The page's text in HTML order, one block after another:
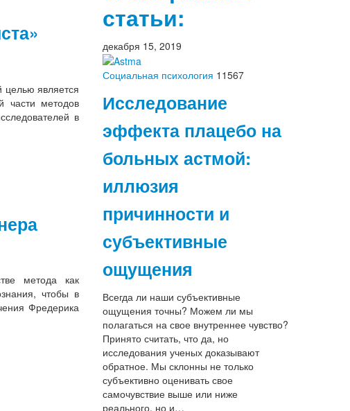
целью является
части методов
в
метода как
чтобы в
Фредерика
статьи:
декабря 15, 2019
Социальная психология 11567
Исследование
эффекта плацебо на
больных астмой:
иллюзия
причинности и
субъективные
ощущения
Всегда ли наши субъективные
ощущения точны? Можем ли мы
полагаться на свое внутреннее чувство?
Принято считать, что да, но
исследования ученых доказывают
обратное. Мы склонны не только
субъективно оценивать свое
самочувствие выше или ниже
реального, но и…